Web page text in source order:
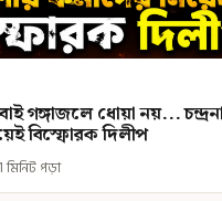
গঙ্গাজলে ধোয়া নয়...
বিস্ফোরক দিলীপ
1 মিনিট পড়া